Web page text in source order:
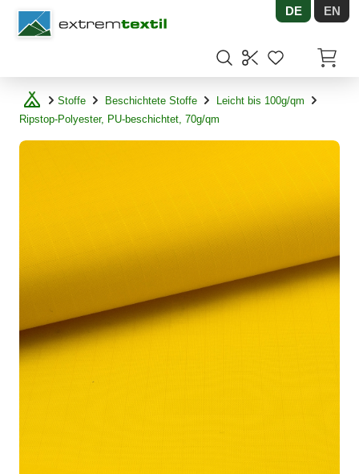
Shopware DE EN
Stoffe Beschichtete Stoffe
Leicht bis 100g/qm
Ripstop-Polyester, PU-beschichtet, 70g/qm